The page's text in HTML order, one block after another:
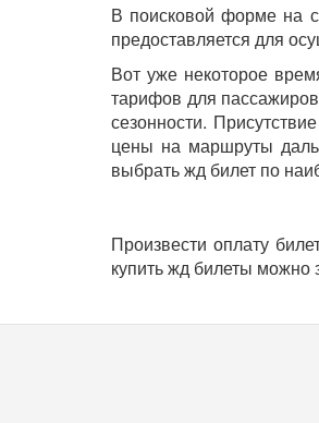
В поисковой форме на
предоставляется для
Вот уже некоторое
тарифов для
сезонности.
цены на маршруты
выбрать жд билет по
Произвести оплату
купить жд билеты можно